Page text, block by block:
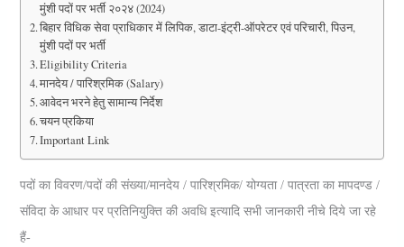
मुंशी पदाें पर भर्ती २०२४ (2024)
बिहार विधिक सेवा प्राधिकार में लि‍पिक, डाटा-इंट्री-ऑपरेटर एवं परिचारी, पिउन,
मुंशी पदाें पर भर्ती
Eligibility Criteria
मानदेय / पारिश्रमिक (Salary)
आवेदन भरने हेतु सामान्‍य निर्देश
चयन प्रकिया
Important Link
पदों का विवरण/पदों की संख्या/मानदेय / पारिश्रमिक/ योग्यता / पात्रता का मापदण्ड /
संविदा के आधार पर प्रतिनियुक्ति की अवधि इत्यादि सभी जानकारी नीचे दिये जा रहे
हैं-